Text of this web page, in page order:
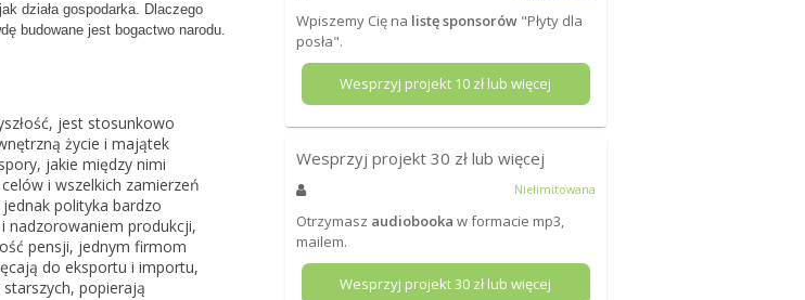
działa gospodarka. Dlaczego
budowane jest bogactwo narodu.
jest stosunkowo
życie i majątek
jakie między nimi
i wszelkich zamierzeń
polityka bardzo
nadzorowaniem produkcji,
pensji, jednym firmom
do eksportu i importu,
popierają
Wpiszemy Cię na listę sponsorów "Płyty dla
posła".
Wesprzyj projekt 10 zł lub więcej
Wesprzyj projekt30 zł lub więcej
Nielimitowana
Otrzymasz audiobooka w formacie mp3,
mailem.
Wesprzyj projekt30 zł lub więcej